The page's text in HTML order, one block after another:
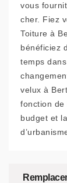
vous
cher. Fiez
Toiture à
bénéficiez
temps
velux à
fonction de
budget et